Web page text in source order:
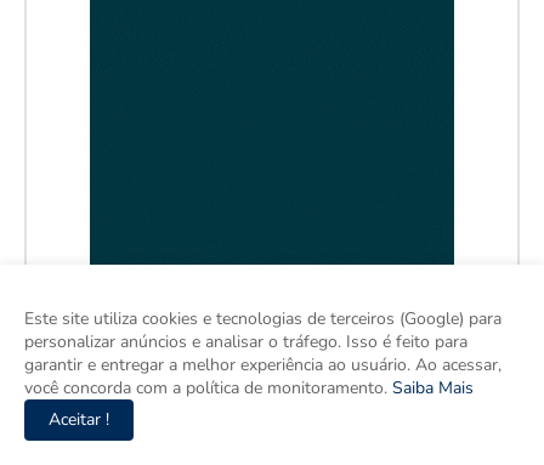
Este site utiliza cookies e tecnologias de terceiros (Google) para
personalizar anúncios e analisar o tráfego. Isso é feito para
garantir e entregar a melhor experiência ao usuário. Ao acessar,
você concorda com a política de monitoramento. Saiba Mais
Aceitar !